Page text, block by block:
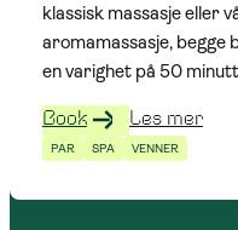
klassisk massasje eller
aromamassasje, begge
en varighet på 50
Book Les mer
PAR SPA VENNER